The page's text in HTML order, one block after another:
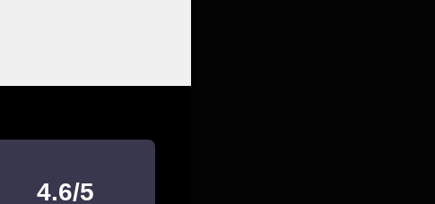
4.6/5